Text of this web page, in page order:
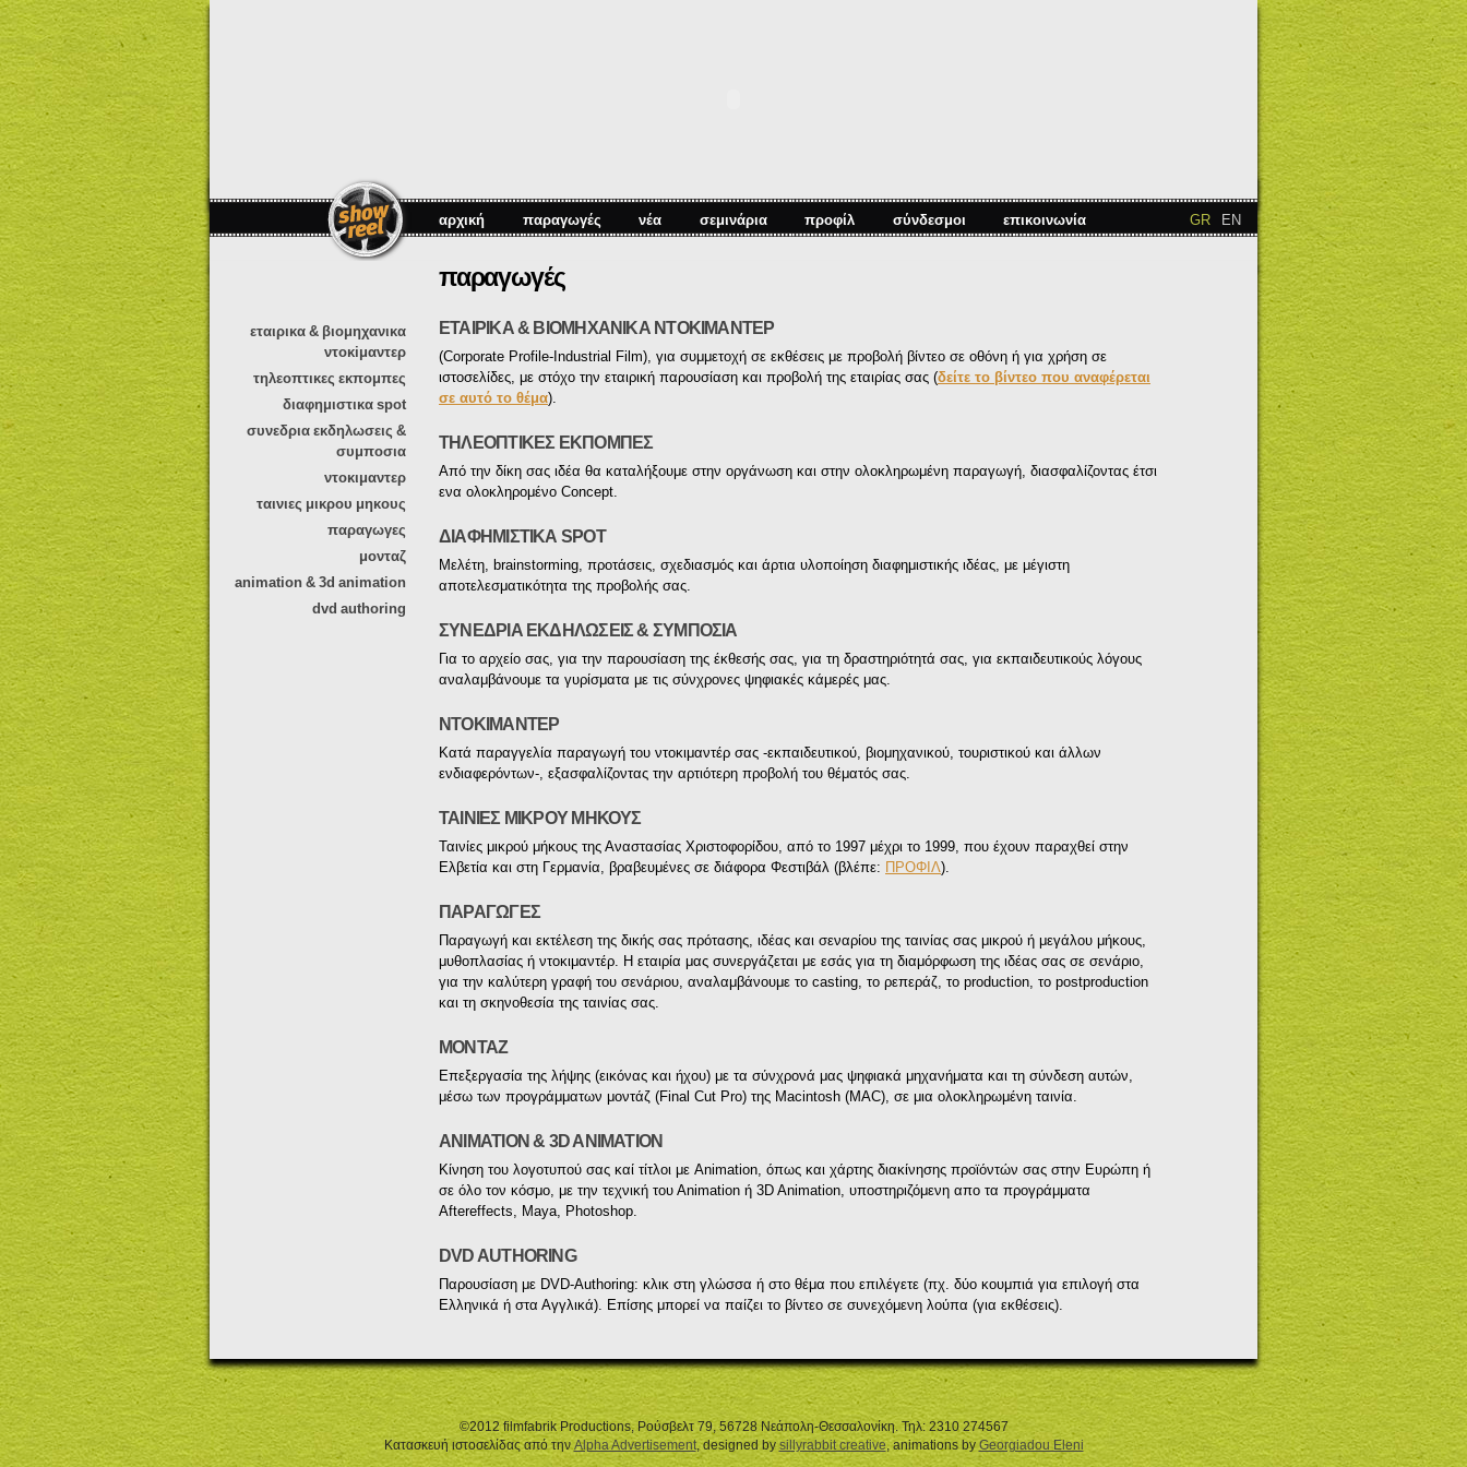
αρχική παραγωγές νέα σεμινάρια προφίλ σύνδεσμοι επικοινωνία GR EN
εταιρικα & βιομηχανικα
ντοκiμαντερ
τηλεοπτικες εκπομπες
διαφημιστικα spot
συνεδρια εκδηλωσεις &
συμποσια
ντοκιμαντερ
ταινιες μικρου μηκους
παραγωγες
μονταζ
animation & 3d animation
dvd authoring
παραγωγές
ΕΤΑΙΡΙΚΑ & ΒΙΟΜΗΧΑΝΙΚΑ ΝΤΟΚIΜΑΝΤΕΡ
(Corporate Profile-Industrial Film), για συμμετοχή σε εκθέσεις με προβολή βίντεο σε οθόνη ή για χρήση σε
ιστοσελίδες, με στόχο την εταιρική παρουσίαση και προβολή της εταιρίας σας (δείτε το βίντεο που αναφέρεται
σε αυτό το θέμα).
ΤΗΛΕΟΠΤΙΚΕΣ ΕΚΠΟΜΠΕΣ
Από την δίκη σας ιδέα θα καταλήξουμε στην οργάνωση και στην ολοκληρωμένη παραγωγή, διασφαλίζοντας έτσι
ενα ολοκληρομένο Concept.
ΔΙΑΦΗΜΙΣΤΙΚΑ SPOT
Mελέτη, brainstorming, προτάσεις, σχεδιασμός και άρτια υλοποίηση διαφημιστικής ιδέας, με μέγιστη
αποτελεσματικότητα της προβολής σας.
ΣΥΝΕΔΡΙΑ ΕΚΔΗΛΩΣΕΙΣ & ΣΥΜΠΟΣΙΑ
Για το αρχείο σας, για την παρουσίαση της έκθεσής σας, για τη δραστηριότητά σας, για εκπαιδευτικούς λόγους
αναλαμβάνουμε τα γυρίσματα με τις σύνχρονες ψηφιακές κάμερές μας.
ΝΤΟΚΙΜΑΝΤΕΡ
Κατά παραγγελία παραγωγή του ντοκιμαντέρ σας -εκπαιδευτικού, βιομηχανικού, τουριστικού και άλλων
ενδιαφερόντων-, εξασφαλίζοντας την αρτιότερη προβολή του θέματός σας.
ΤΑΙΝΙΕΣ ΜΙΚΡΟΥ ΜΗΚΟΥΣ
Ταινίες μικρού μήκους της Αναστασίας Χριστοφορίδου, από το 1997 μέχρι το 1999, που έχουν παραχθεί στην
Ελβετία και στη Γερμανία, βραβευμένες σε διάφορα Φεστιβάλ (βλέπε: ΠΡΟΦΙΛ).
ΠΑΡΑΓΩΓΕΣ
Παραγωγή και εκτέλεση της δικής σας πρότασης, ιδέας και σεναρίου της ταινίας σας μικρού ή μεγάλου μήκους,
μυθοπλασίας ή ντοκιμαντέρ. Η εταιρία μας συνεργάζεται με εσάς για τη διαμόρφωση της ιδέας σας σε σενάριο,
για την καλύτερη γραφή του σενάριου, αναλαμβάνουμε το casting, το ρεπεράζ, το production, το postproduction
και τη σκηνοθεσία της ταινίας σας.
ΜΟΝΤΑΖ
Επεξεργασία της λήψης (εικόνας και ήχου) με τα σύνχρονά μας ψηφιακά μηχανήματα και τη σύνδεση αυτών,
μέσω των προγράμματων μοντάζ (Final Cut Pro) της Μacintosh (MAC), σε μια ολοκληρωμένη ταινία.
ANIMATION & 3D ANIMATION
Κίνηση του λογοτυπού σας καί τίτλοι με Animation, όπως και χάρτης διακίνησης προϊόντών σας στην Ευρώπη ή
σε όλο τον κόσμο, με την τεχνική του Αnimation ή 3D Animation, υποστηριζόμενη απο τα προγράμματα
Aftereffects, Maya, Photoshop.
DVD AUTHORING
Παρουσίαση με DVD-Authoring: κλικ στη γλώσσα ή στο θέμα που επιλέγετε (πχ. δύο κουμπιά για επιλογή στα
Ελληνικά ή στα Αγγλικά). Επίσης μπορεί να παίζει το βίντεο σε συνεχόμενη λούπα (για εκθέσεις).
©2012 filmfabrik Productions, Ρούσβελτ 79, 56728 Νεάπολη-Θεσσαλονίκη. Τηλ: 2310 274567
Κατασκευή ιστοσελίδας από τηνAlpha Advertisement, designed bysillyrabbit creative, animations by Georgiadou Eleni